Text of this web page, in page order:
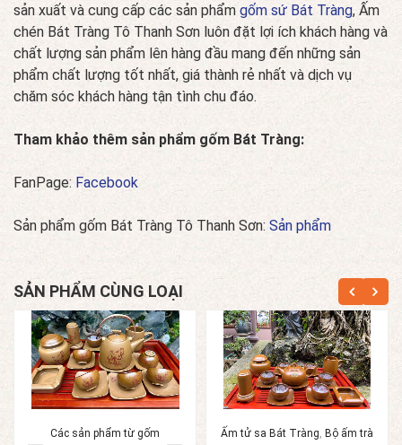
sản xuất và cung cấp các sản phẩm gốm sứ Bát Tràng, Ấm
chén Bát Tràng Tô Thanh Sơn luôn đặt lợi ích khách hàng và
chất lượng sản phẩm lên hàng đầu mang đến những sản
phẩm chất lượng tốt nhất, giá thành rẻ nhất và dịch vụ
chăm sóc khách hàng tận tình chu đáo.
Tham khảo thêm sản phẩm gốm Bát Tràng:
FanPage: Facebook
Sản phẩm gốm Bát Tràng Tô Thanh Sơn: Sản phẩm
SẢN PHẨM CÙNG LOẠI
Các sản phẩm từ gốm Ấm tử sa Bát Tràng Bộ ấm trà